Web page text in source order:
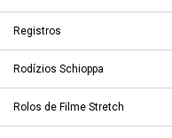
Registros
Rodízios Schioppa
Rolos de Filme Stretch